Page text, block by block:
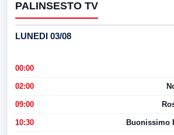
PALINSESTO TV
LUNEDI 03/08
00:00
02:00
09:00
10:30 Buonissimo